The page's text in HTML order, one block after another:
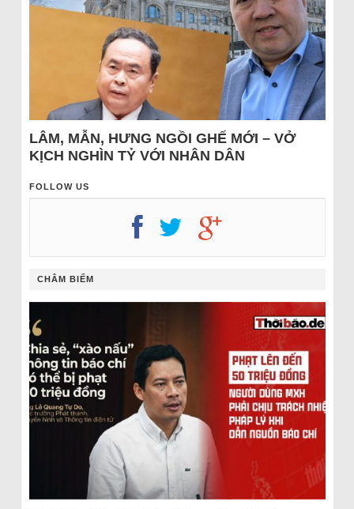
LÂM, MẪN, HƯNG NGỒI GHẾ MỚI – VỞ
KỊCH NGHÌN TỶ VỚI NHÂN DÂN
FOLLOW US
CHÂM BIẾM